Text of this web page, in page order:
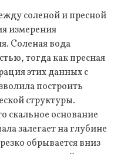
соленой и пресной
измерения
Соленая вода
тогда как пресная
этих данных с
построить
структуры.
скальное основание
залегает на глубине
обрывается вниз